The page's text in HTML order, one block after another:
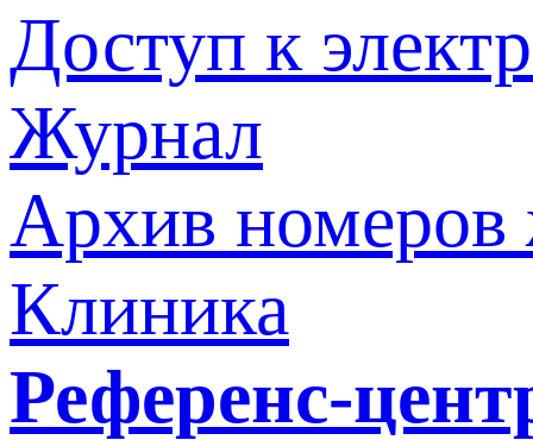
Доступ к
Журнал
Архив номеров
Клиника
Референс-